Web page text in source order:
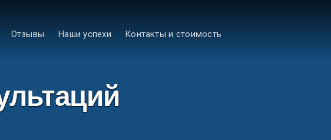
Отзывы Наши успехи Контакты и стоимость